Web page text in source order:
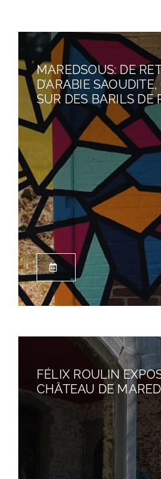
MAREDSOUS: DE
D’ARABIE
SUR DES BARILS DE
FÉLIX ROULIN
CHÂTEAU DE